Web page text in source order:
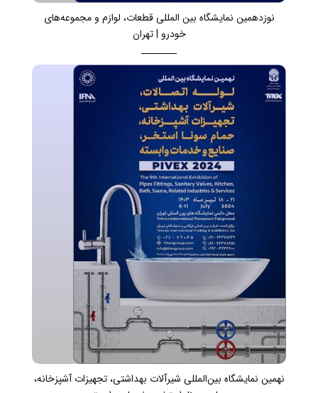
نوزدهمین نمایشگاه بین المللی قطعات، لوازم و مجموعه‌های
خودرو | تهران
نهمین نمایشگاه بین‌المللی شیرآلات بهداشتی، تجهیزات آشپزخانه،